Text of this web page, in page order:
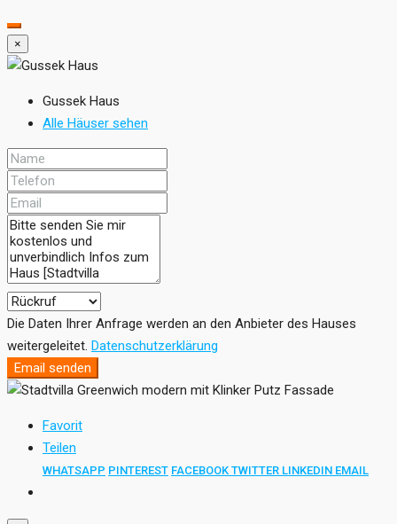
×
Gussek Haus
Alle Häuser sehen
Die Daten Ihrer Anfrage werden an den Anbieter des Hauses
weitergeleitet. Datenschutzerklärung
Email senden
Favorit
Teilen
WHATSAPP PINTEREST FACEBOOK TWITTER LINKEDIN EMAIL